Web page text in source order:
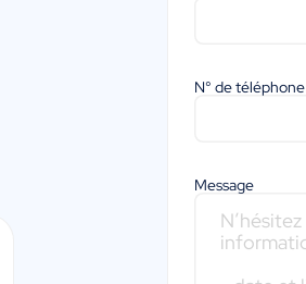
N° de téléphone
Message